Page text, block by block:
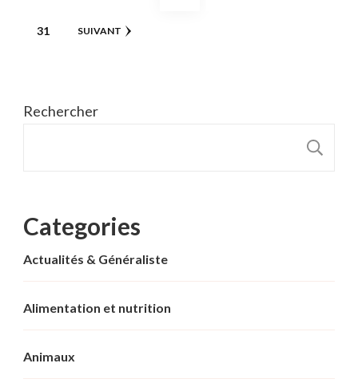
publications
PAGE
31 SUIVANT
Rechercher
Categories
Actualités & Généraliste
Alimentation et nutrition
Animaux